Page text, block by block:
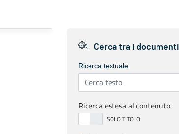
Cerca tra i documenti
Ricerca testuale
Ricerca estesa al contenuto